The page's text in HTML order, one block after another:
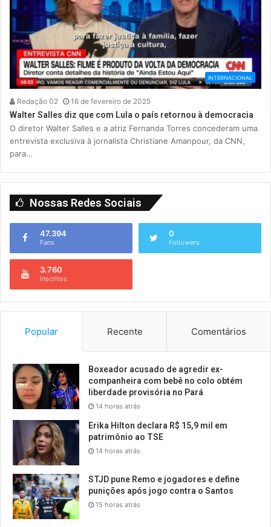
INTERNACIONAL
Redação 02 16 de fevereiro de 2025
Walter Salles diz que com Lula o país retornou à democracia
O diretor Walter Salles e a atriz Fernanda Torres concederam uma
entrevista exclusiva à jornalista Christiane Amanpour, da CNN,
para…
Nossas Redes Sociais
47.394
Fans
0
Followers
3.760
Inscritos
Popular Recente Comentários
Boxeador acusado de agredir ex-
companheira com bebê no colo obtém
liberdade provisória no Pará
14 horas atrás
Erika Hilton declara R$ 15,9 mil em
patrimônio ao TSE
14 horas atrás
STJD pune Remo e jogadores e define
punições após jogo contra o Santos
15 horas atrás